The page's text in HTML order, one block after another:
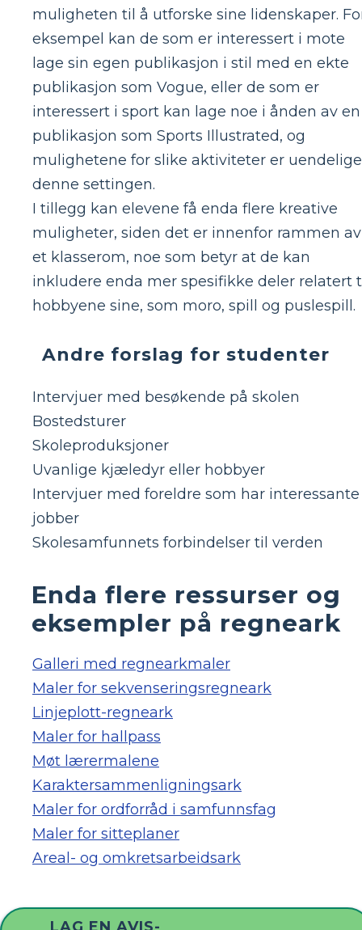
muligheten til å utforske sine lidenskaper.
eksempel kan de som er interessert i mote
lage sin egen publikasjon i stil med en ekte
publikasjon som Vogue, eller de som er
interessert i sport kan lage noe i ånden av en
publikasjon som Sports Illustrated, og
mulighetene for slike aktiviteter er
denne settingen.
I tillegg kan elevene få enda flere kreative
muligheter, siden det er innenfor rammen av
et klasserom, noe som betyr at de kan
inkludere enda mer spesifikke deler relatert
hobbyene sine, som moro, spill og puslespill.
Andre forslag for studenter
Intervjuer med besøkende på skolen
Bostedsturer
Skoleproduksjoner
Uvanlige kjæledyr eller hobbyer
Intervjuer med foreldre som har interessante
jobber
Skolesamfunnets forbindelser til verden
Enda flere ressurser og
eksempler på regneark
Galleri med regnearkmaler
Maler for sekvenseringsregneark
Linjeplott-regneark
Maler for hallpass
Møt lærermalene
Karaktersammenligningsark
Maler for ordforråd i samfunnsfag
Maler for sitteplaner
Areal- og omkretsarbeidsark
LAG EN AVIS-